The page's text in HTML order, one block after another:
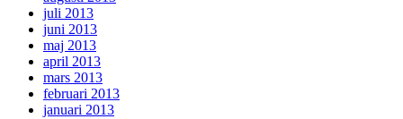
juli 2013
juni 2013
maj 2013
april 2013
mars 2013
februari 2013
januari 2013